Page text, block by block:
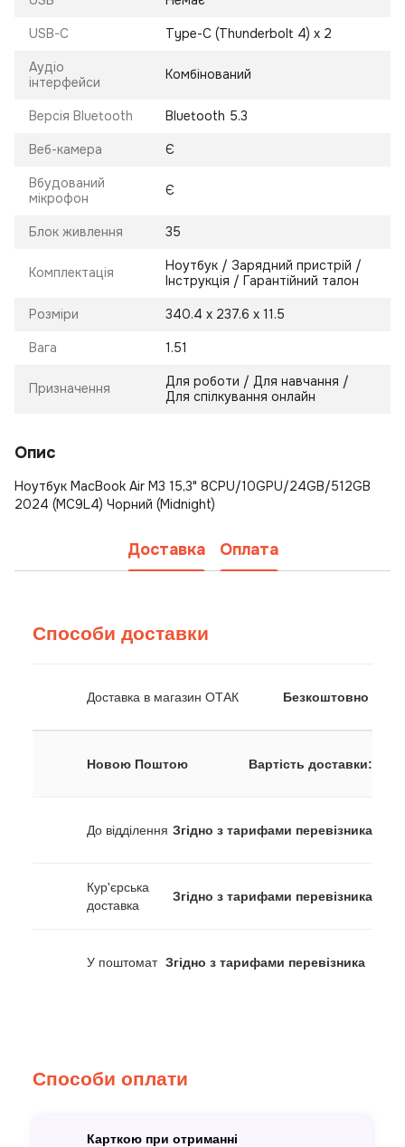
USB-C Type-C (Thunderbolt 4) x 2
Аудіо
інтерфейси
Комбінований
Версія Bluetooth Bluetooth 5.3
Веб-камера Є
Вбудований
мікрофон
Є
Блок живлення 35
Комплектація
Ноутбук / Зарядний пристрій /
Інструкція / Гарантійний талон
Розміри 340.4 х 237.6 х 11.5
Вага 1.51
Призначення
Для роботи / Для навчання /
Для спілкування онлайн
Опис
Ноутбук MacBook Air M3 15,3" 8CPU/10GPU/24GB/512GB
2024 (MC9L4) Чорний (Midnight)
Доставка Оплата
Способи доставки
Доставка в магазин ОТАК Безкоштовно
Новою Поштою Вартість доставки:
До відділення Згідно з тарифами перевізника
Кур'єрська
доставка
Згідно з тарифами перевізника
У поштомат Згідно з тарифами перевізника
Способи оплати
Карткою при отриманні